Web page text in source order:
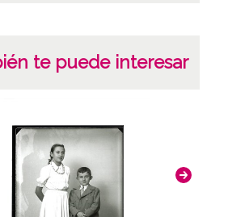
te puede interesar